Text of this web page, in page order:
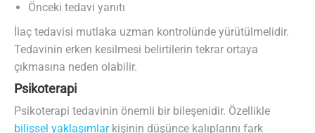
Önceki tedavi yanıtı
İlaç tedavisi mutlaka uzman kontrolünde yürütülmelidir.
Tedavinin erken kesilmesi belirtilerin tekrar ortaya
çıkmasına neden olabilir.
Psikoterapi
Psikoterapi tedavinin önemli bir bileşenidir. Özellikle
bilişsel yaklaşımlarkişinin düşünce kalıplarını fark